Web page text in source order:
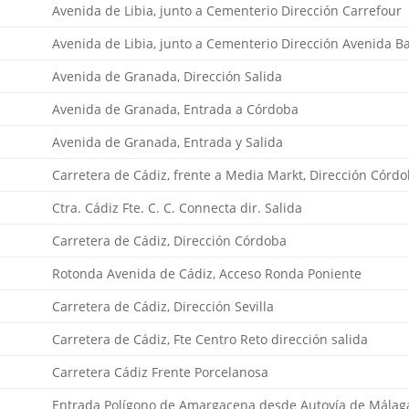
Avenida de Libia, junto a Cementerio Dirección Carrefour
Avenida de Libia, junto a Cementerio Dirección Avenida
Avenida de Granada, Dirección Salida
Avenida de Granada, Entrada a Córdoba
Avenida de Granada, Entrada y Salida
Carretera de Cádiz, frente a Media Markt, Dirección
Ctra. Cádiz Fte. C. C. Connecta dir. Salida
Carretera de Cádiz, Dirección Córdoba
Rotonda Avenida de Cádiz, Acceso Ronda Poniente
Carretera de Cádiz, Dirección Sevilla
Carretera de Cádiz, Fte Centro Reto dirección salida
Carretera Cádiz Frente Porcelanosa
Entrada Polígono de Amargacena desde Autovía de